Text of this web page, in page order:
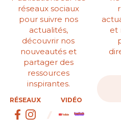
réseaux sociaux
pour suivre nos
actualités,
découvrir nos
nouveautés et
partager des
ressources
inspirantes.
RÉSEAUX VIDÉO
et